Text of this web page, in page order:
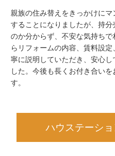
親族の住み替えをきっかけに
することになりましたが、持
のか分からず、不安な気持ち
らリフォームの内容、賃料設
寧に説明していただき、安心
した。今後も長くお付き合い
す。
ハウステーシ